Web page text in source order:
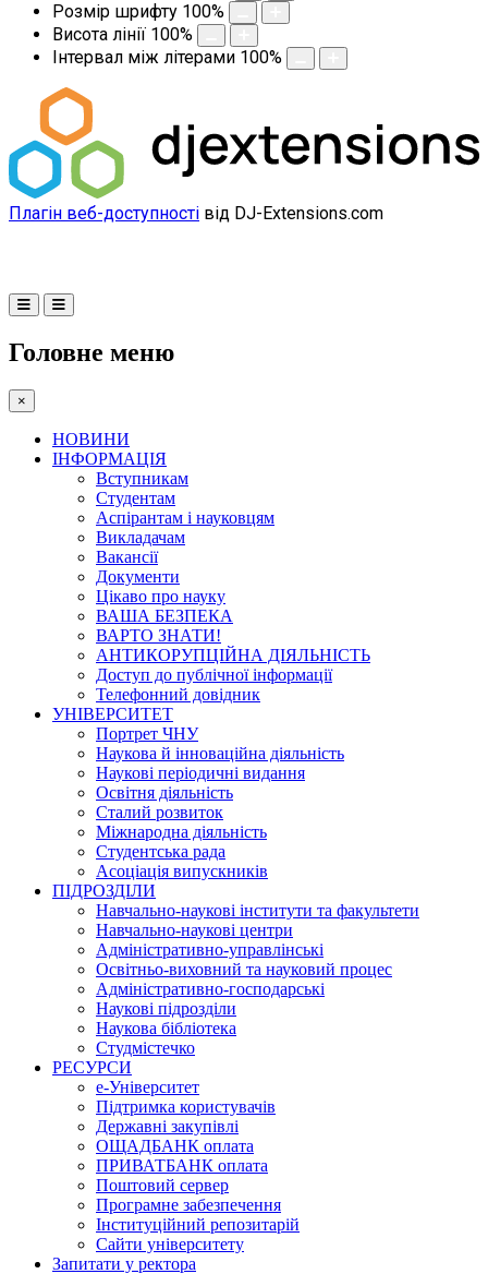
Розмір шрифту 100%
Висота лінії 100%
Інтервал між літерами 100%
Плагін веб-доступності від DJ-Extensions.com
Головне меню
×
НОВИНИ
ІНФОРМАЦІЯ
Вступникам
Студентам
Аспірантам і науковцям
Викладачам
Вакансії
Документи
Цікаво про науку
ВАША БЕЗПЕКА
ВАРТО ЗНАТИ!
АНТИКОРУПЦІЙНА ДІЯЛЬНІСТЬ
Доступ до публічної інформації
Телефонний довідник
УНІВЕРСИТЕТ
Портрет ЧНУ
Наукова й інноваційна діяльність
Наукові періодичні видання
Освітня діяльність
Сталий розвиток
Міжнародна діяльність
Студентська рада
Асоціація випускників
ПІДРОЗДІЛИ
Навчально-наукові інститути та факультети
Навчально-наукові центри
Адміністративно-управлінські
Освітньо-виховний та науковий процес
Адміністративно-господарські
Наукові підрозділи
Наукова бібліотека
Студмістечко
РЕСУРСИ
е-Університет
Підтримка користувачів
Державні закупівлі
ОЩАДБАНК оплата
ПРИВАТБАНК оплата
Поштовий сервер
Програмне забезпечення
Інституційний репозитарій
Сайти університету
Запитати у ректора